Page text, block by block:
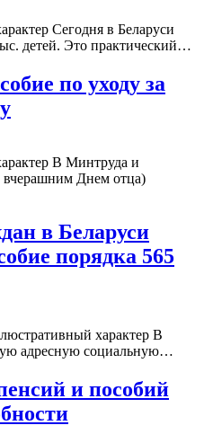
Сегодня в Беларуси
детей. Это практический…
по уходу за
В Минтруда и
вчерашним Днем отца)
в Беларуси
порядка 565
характер В
адресную социальную…
и пособий